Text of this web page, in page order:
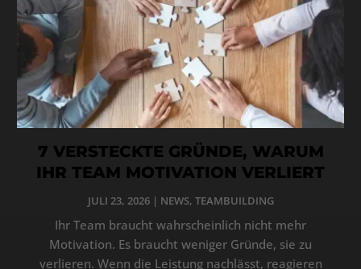
7 VERSTECKTE GRÜNDE, WARUM
IHR TEAM MOTIVATION VERLIERT
JULI 23, 2026| NEWS, TEAMBUILDING
Ihr Team braucht wahrscheinlich nicht mehr
Motivation. Es braucht weniger Gründe, sie zu
verlieren. Wenn die Leistung nachlässt, reagieren